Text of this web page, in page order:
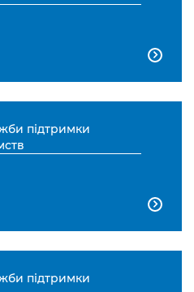

підтримки

підтримки